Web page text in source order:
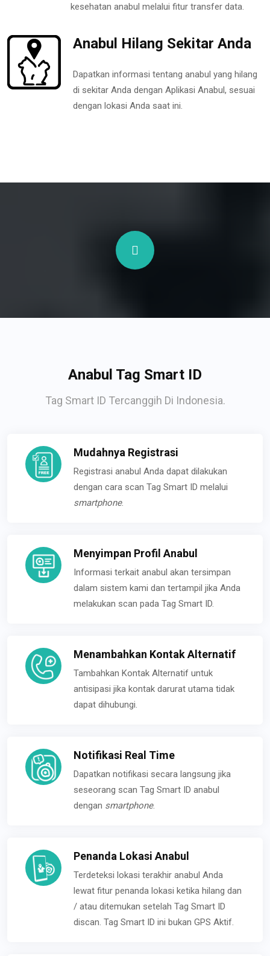
kesehatan anabul melalui fitur transfer data.
Anabul Hilang Sekitar Anda
Dapatkan informasi tentang anabul yang hilang
di sekitar Anda dengan Aplikasi Anabul, sesuai
dengan lokasi Anda saat ini.
Anabul Tag Smart ID
Tag Smart ID Tercanggih Di Indonesia.
Mudahnya Registrasi
Registrasi anabul Anda dapat dilakukan
dengan cara scan Tag Smart ID melalui
smartphone.
Menyimpan Profil Anabul
Informasi terkait anabul akan tersimpan
dalam sistem kami dan tertampil jika Anda
melakukan scan pada Tag Smart ID.
Menambahkan Kontak Alternatif
Tambahkan Kontak Alternatif untuk
antisipasi jika kontak darurat utama tidak
dapat dihubungi.
Notifikasi Real Time
Dapatkan notifikasi secara langsung jika
seseorang scan Tag Smart ID anabul
dengan smartphone.
Penanda Lokasi Anabul
Terdeteksi lokasi terakhir anabul Anda
lewat fitur penanda lokasi ketika hilang dan
/ atau ditemukan setelah Tag Smart ID
discan. Tag Smart ID ini bukan GPS Aktif.